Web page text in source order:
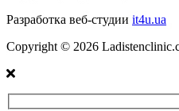
Разработка веб-студии it4u.ua
Copyright © 2026